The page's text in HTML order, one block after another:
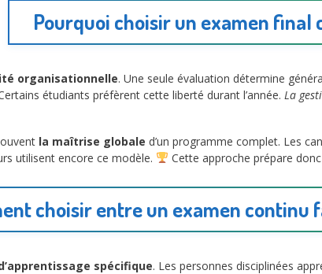
Pourquoi choisir un examen final
organisationnelle. Une seule évaluation détermine
étudiants préfèrent cette liberté durant l’année. La
la maîtrise globale d’un programme complet. Les
utilisent encore ce modèle.
Cette approche prépare
choisir entre un examen continu
spécifique. Les personnes disciplinées